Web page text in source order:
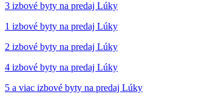
3 izbové byty na predaj Lúky
1 izbové byty na predaj Lúky
2 izbové byty na predaj Lúky
4 izbové byty na predaj Lúky
5 a viac izbové byty na predaj Lúky